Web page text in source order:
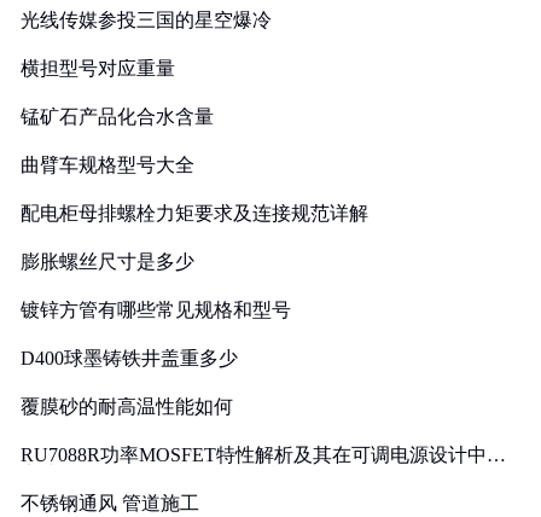
光线传媒参投三国的星空爆冷
横担型号对应重量
锰矿石产品化合水含量
曲臂车规格型号大全
配电柜母排螺栓力矩要求及连接规范详解
膨胀螺丝尺寸是多少
镀锌方管有哪些常见规格和型号
D400球墨铸铁井盖重多少
覆膜砂的耐高温性能如何
RU7088R功率MOSFET特性解析及其在可调电源设计中的
不锈钢通风 管道施工